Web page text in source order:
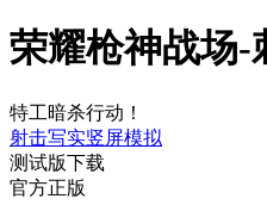
荣耀枪神战场-
特工暗杀行动！
射击写实竖屏模拟
测试版下载
官方正版